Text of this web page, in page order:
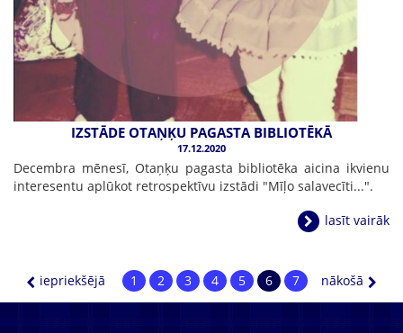
IZSTĀDE OTAŅĶU PAGASTA BIBLIOTĒKĀ
17.12.2020
Decembra mēnesī, Otaņķu pagasta bibliotēka aicina ikvienu
interesentu aplūkot retrospektīvu izstādi "Mīļo salavecīti...".
lasīt vairāk
iepriekšējā 1 2 3 4 5 6 7 nākošā